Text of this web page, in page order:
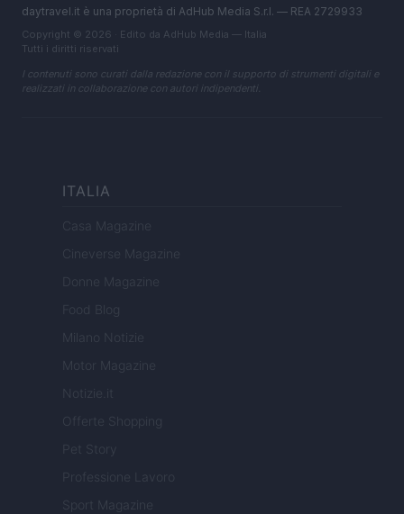
daytravel.it è una proprietà di AdHub Media S.r.l. — REA 2729933
Copyright © 2026 · Edito da AdHub Media — Italia
Tutti i diritti riservati
I contenuti sono curati dalla redazione con il supporto di strumenti digitali e
realizzati in collaborazione con autori indipendenti.
ITALIA
Casa Magazine
Cineverse Magazine
Donne Magazine
Food Blog
Milano Notizie
Motor Magazine
Notizie.it
Offerte Shopping
Pet Story
Professione Lavoro
Sport Magazine